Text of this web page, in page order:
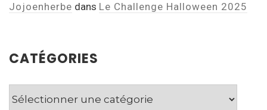
Jojoenherbe dans Le Challenge Halloween 2025
CATÉGORIES
Catégories